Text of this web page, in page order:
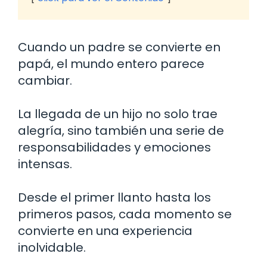
Cuando un padre se convierte en
papá, el mundo entero parece
cambiar.
La llegada de un hijo no solo trae
alegría, sino también una serie de
responsabilidades y emociones
intensas.
Desde el primer llanto hasta los
primeros pasos, cada momento se
convierte en una experiencia
inolvidable.